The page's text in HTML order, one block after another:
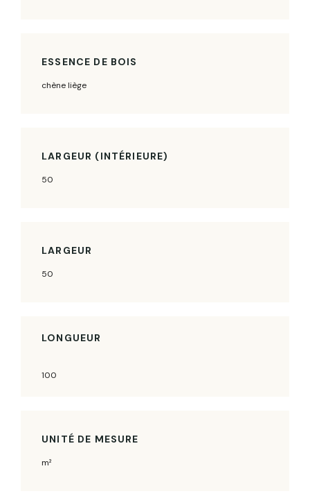
ESSENCE DE BOIS
chène liège
LARGEUR (INTÉRIEURE)
50
LARGEUR
50
LONGUEUR
100
UNITÉ DE MESURE
m²